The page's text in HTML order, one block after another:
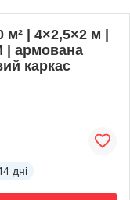
м² | 4×2,5×2 м |
| армована
каркас
дні